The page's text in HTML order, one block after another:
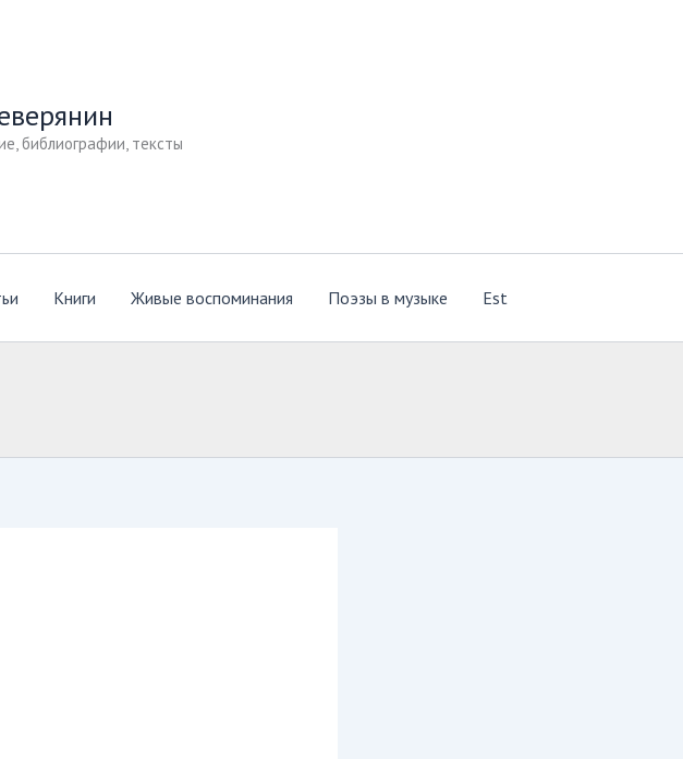
библиографии, тексты
Книги Живые воспоминания Поэзы в музыке Est